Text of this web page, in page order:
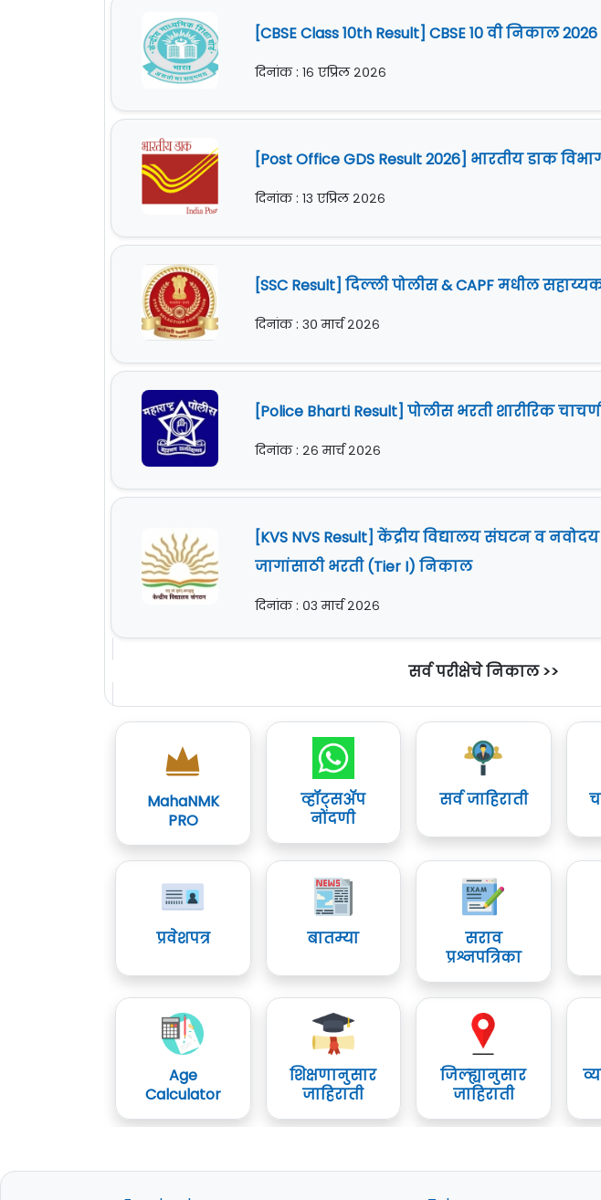
[CBSE Class 10th Result] CBSE 10 वी निकाल 2026
दिनांक : १६ एप्रिल २०२६
[Post Office GDS Result 2026] भारतीय डाक
दिनांक : १३ एप्रिल २०२६
[SSC Result] दिल्ली पोलीस & CAPF मधील सहाय्यक
दिनांक : ३० मार्च २०२६
[Police Bharti Result] पोलीस भरती शारीरिक
दिनांक : २६ मार्च २०२६
[KVS NVS Result] केंद्रीय विद्यालय संघटन व
जागांसाठी भरती (Tier I) निकाल
दिनांक : ०३ मार्च २०२६
सर्व परीक्षेचे निकाल >>
MahaNMK
PRO
व्हॉट्सॲप
नोंदणी
सर्व जाहिराती
प्रवेशपत्र बातम्या
सराव
प्रश्नपत्रिका
Age
Calculator
शिक्षणानुसार
जाहिराती
जिल्ह्यानुसार
जाहिराती